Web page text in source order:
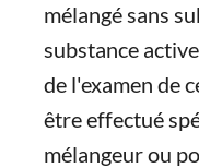
mélangé sans
substance
de l'examen de
être effectué
mélangeur ou